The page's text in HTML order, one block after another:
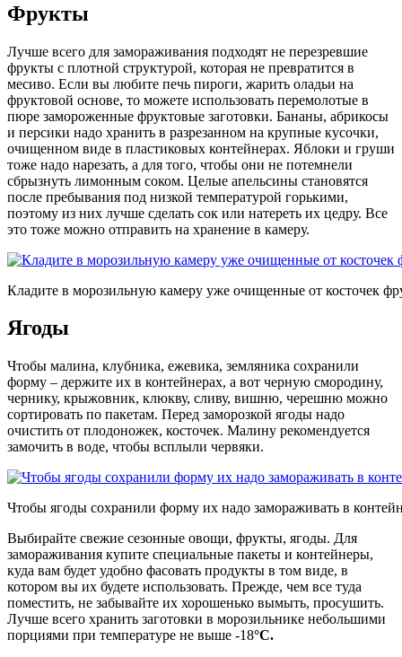
Фрукты
Лучше всего для замораживания подходят не перезревшие
фрукты с плотной структурой, которая не превратится в
месиво. Если вы любите печь пироги, жарить оладьи на
фруктовой основе, то можете использовать перемолотые в
пюре замороженные фруктовые заготовки. Бананы, абрикосы
и персики надо хранить в разрезанном на крупные кусочки,
очищенном виде в пластиковых контейнерах. Яблоки и груши
тоже надо нарезать, а для того, чтобы они не потемнели
сбрызнуть лимонным соком. Целые апельсины становятся
после пребывания под низкой температурой горькими,
поэтому из них лучше сделать сок или натереть их цедру. Все
это тоже можно отправить на хранение в камеру.
Кладите в морозильную камеру уже очищенные от косточек
Ягоды
Чтобы малина, клубника, ежевика, земляника сохранили
форму – держите их в контейнерах, а вот черную смородину,
чернику, крыжовник, клюкву, сливу, вишню, черешню можно
сортировать по пакетам. Перед заморозкой ягоды надо
очистить от плодоножек, косточек. Малину рекомендуется
замочить в воде, чтобы всплыли червяки.
Чтобы ягоды сохранили форму их надо замораживать в
Выбирайте свежие сезонные овощи, фрукты, ягоды. Для
замораживания купите специальные пакеты и контейнеры,
куда вам будет удобно фасовать продукты в том виде, в
котором вы их будете использовать. Прежде, чем все туда
поместить, не забывайте их хорошенько вымыть, просушить.
Лучше всего хранить заготовки в морозильнике небольшими
порциями при температуре не выше -18°C.